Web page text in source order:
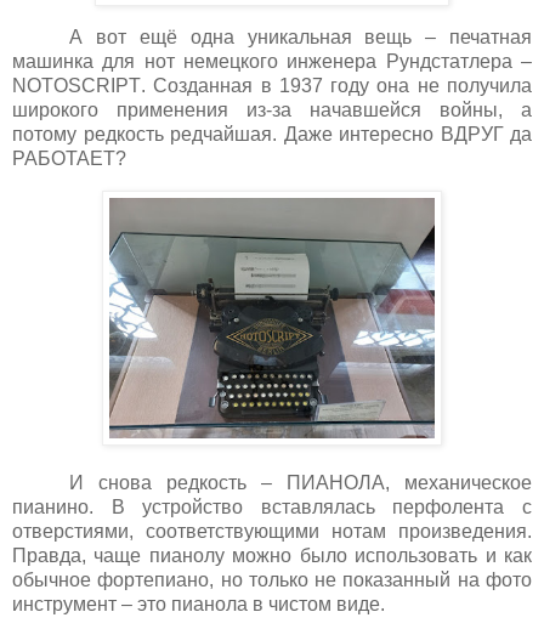
А вот ещё одна уникальная вещь – печатная
машинка для нот немецкого инженера Рундстатлера –
NOTOSCRIPT. Созданная в 1937 году она не получила
широкого применения из-за начавшейся войны, а
потому редкость редчайшая. Даже интересно ВДРУГ да
РАБОТАЕТ?
И снова редкость – ПИАНОЛА, механическое
пианино. В устройство вставлялась перфолента с
отверстиями, соответствующими нотам произведения.
Правда, чаще пианолу можно было использовать и как
обычное фортепиано, но только не показанный на фото
инструмент – это пианола в чистом виде.